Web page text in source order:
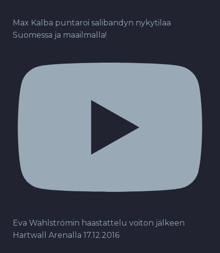
Max Kalba puntaroi salibandyn nykytilaa
Suomessa ja maailmalla!
Eva Wahlströmin haastattelu voiton jälkeen
Hartwall Arenalla 17.12.2016